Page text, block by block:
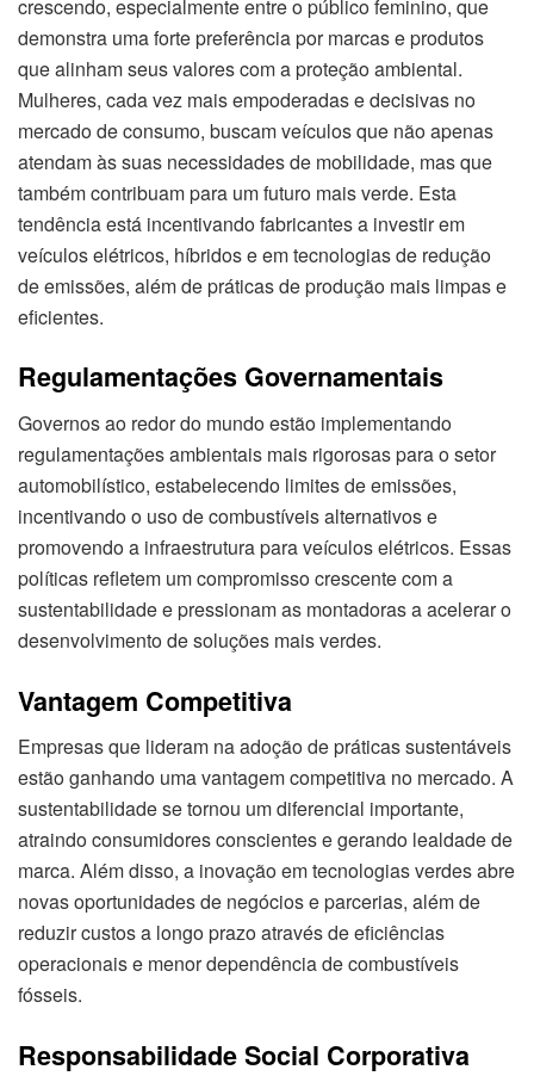
crescendo, especialmente entre o público feminino, que
demonstra uma forte preferência por marcas e produtos
que alinham seus valores com a proteção ambiental.
Mulheres, cada vez mais empoderadas e decisivas no
mercado de consumo, buscam veículos que não apenas
atendam às suas necessidades de mobilidade, mas que
também contribuam para um futuro mais verde. Esta
tendência está incentivando fabricantes a investir em
veículos elétricos, híbridos e em tecnologias de redução
de emissões, além de práticas de produção mais limpas e
eficientes.
Regulamentações Governamentais
Governos ao redor do mundo estão implementando
regulamentações ambientais mais rigorosas para o setor
automobilístico, estabelecendo limites de emissões,
incentivando o uso de combustíveis alternativos e
promovendo a infraestrutura para veículos elétricos. Essas
políticas refletem um compromisso crescente com a
sustentabilidade e pressionam as montadoras a acelerar o
desenvolvimento de soluções mais verdes.
Vantagem Competitiva
Empresas que lideram na adoção de práticas sustentáveis
estão ganhando uma vantagem competitiva no mercado. A
sustentabilidade se tornou um diferencial importante,
atraindo consumidores conscientes e gerando lealdade de
marca. Além disso, a inovação em tecnologias verdes abre
novas oportunidades de negócios e parcerias, além de
reduzir custos a longo prazo através de eficiências
operacionais e menor dependência de combustíveis
fósseis.
Responsabilidade Social Corporativa